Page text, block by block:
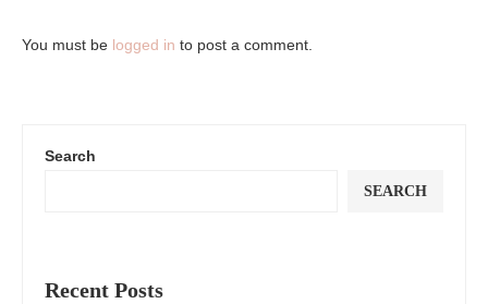
You must be logged in to post a comment.
Search
SEARCH
Recent Posts